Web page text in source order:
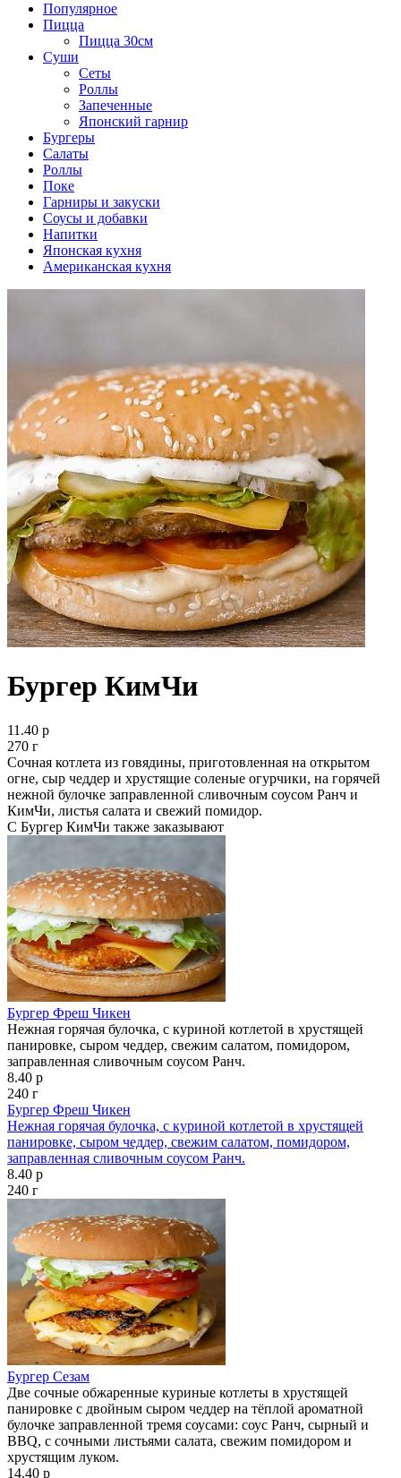
Популярное
Пицца
Пицца 30см
Суши
Сеты
Роллы
Запеченные
Японский гарнир
Бургеры
Салаты
Роллы
Поке
Гарниры и закуски
Соусы и добавки
Напитки
Японская кухня
Американская кухня
Бургер КимЧи
11.40 р
270 г
Сочная котлета из говядины, приготовленная на открытом
огне, сыр чеддер и хрустящие соленые огурчики, на горячей
нежной булочке заправленной сливочным соусом Ранч и
КимЧи, листья салата и свежий помидор.
С Бургер КимЧи также заказывают
Бургер Фреш Чикен
Нежная горячая булочка, с куриной котлетой в хрустящей
панировке, сыром чеддер, свежим салатом, помидором,
заправленная сливочным соусом Ранч.
8.40 р
240 г
Бургер Фреш Чикен
Нежная горячая булочка, с куриной котлетой в хрустящей
панировке, сыром чеддер, свежим салатом, помидором,
заправленная сливочным соусом Ранч.
8.40 р
240 г
Бургер Сезам
Две сочные обжаренные куриные котлеты в хрустящей
панировке с двойным сыром чеддер на тёплой ароматной
булочке заправленной тремя соусами: соус Ранч, сырный и
BBQ, с сочными листьями салата, свежим помидором и
хрустящим луком.
14.40 р